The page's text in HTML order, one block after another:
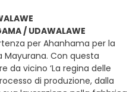
/ UDAWALAWE
per Ahanhama per la
Mayurana. Con questa
da vicino ‘La regina delle
di produzione, dalla